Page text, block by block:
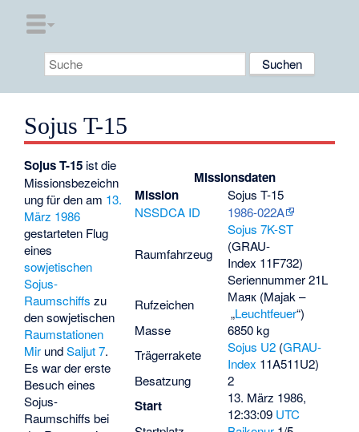
Sojus T-15
Missionsdaten
Mission
Sojus T-15
NSSDCA ID
1986-022A
Raumfahrzeug
Sojus 7K-ST
(GRAU-
Index 11F732)
Seriennummer 21L
Rufzeichen
Маяк(Majak –
„Leuchtfeuer“)
Masse
6850 kg
Trägerrakete
Sojus U2(GRAU-
Index 11A511U2)
Besatzung
2
Start
13. März 1986,
12:33:09 UTC
Sojus T-15 ist die
Missionsbezeichn
ung für den am 13.
März 1986
gestarteten Flug
eines
sowjetischen
Sojus-
Raumschiffs zu
den sowjetischen
Raumstationen
Mir undSaljut 7.
Es war der erste
Besuch eines
Sojus-
Raumschiffs bei